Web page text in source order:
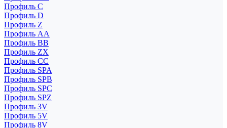
Профиль C
Профиль D
Профиль Z
Профиль АА
Профиль BB
Профиль ZX
Профиль CC
Профиль SPA
Профиль SPB
Профиль SPC
Профиль SPZ
Профиль 3V
Профиль 5V
Профиль 8V